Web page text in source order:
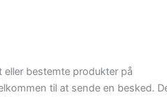
bestemte produkter på
til at sende en besked.